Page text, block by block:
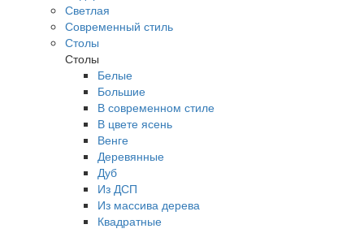
Светлая
Современный стиль
Столы
Столы
Белые
Большие
В современном стиле
В цвете ясень
Венге
Деревянные
Дуб
Из ДСП
Из массива дерева
Квадратные